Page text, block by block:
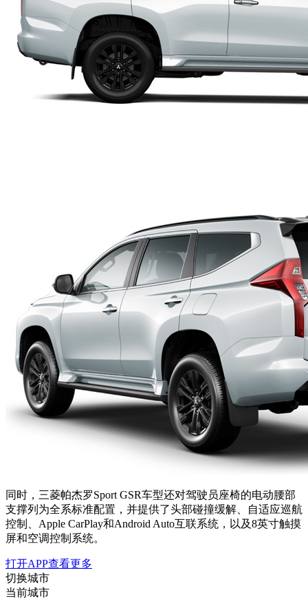
同时，三菱帕杰罗Sport GSR车型还对驾驶员座椅的电动腰部
支撑列为全系标准配置，并提供了头部碰撞缓解、自适应巡航
控制、Apple CarPlay和Android Auto互联系统，以及8英寸触摸
屏和空调控制系统。
打开APP查看更多
切换城市
当前城市